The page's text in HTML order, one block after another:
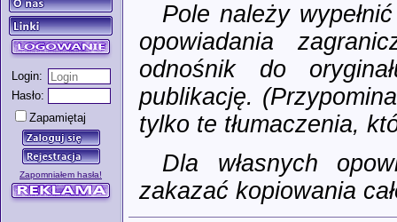
Login:
Hasło:
Zapamiętaj
Zapomniałem hasła!
Pole należy
opowiadania
odnośnik do
publikację.
tylko te tłumaczenia,
Dla własnych
zakazać kopiowania